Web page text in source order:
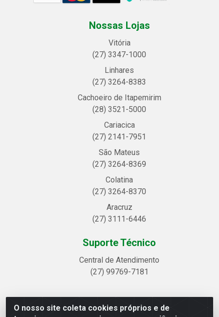
O nosso site coleta cookies próprios e de
Nossas Lojas
Vitória
(27) 3347-1000
Linhares
(27) 3264-8383
Cachoeiro de Itapemirim
(28) 3521-5000
Cariacica
(27) 2141-7951
São Mateus
(27) 3264-8369
Colatina
(27) 3264-8370
Aracruz
(27) 3111-6446
Suporte Técnico
Central de Atendimento
(27) 99769-7181
Linhavix Distribuidora LTDA - Avenida Alegre, 2521 -